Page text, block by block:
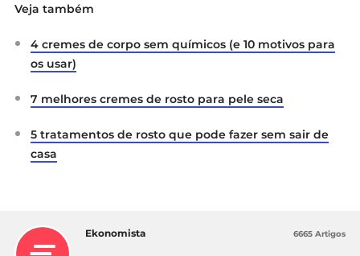
Veja também
4 cremes de corpo sem químicos (e 10 motivos para
os usar)
7 melhores cremes de rosto para pele seca
5 tratamentos de rosto que pode fazer sem sair de
casa
Ekonomista 6665 Artigos